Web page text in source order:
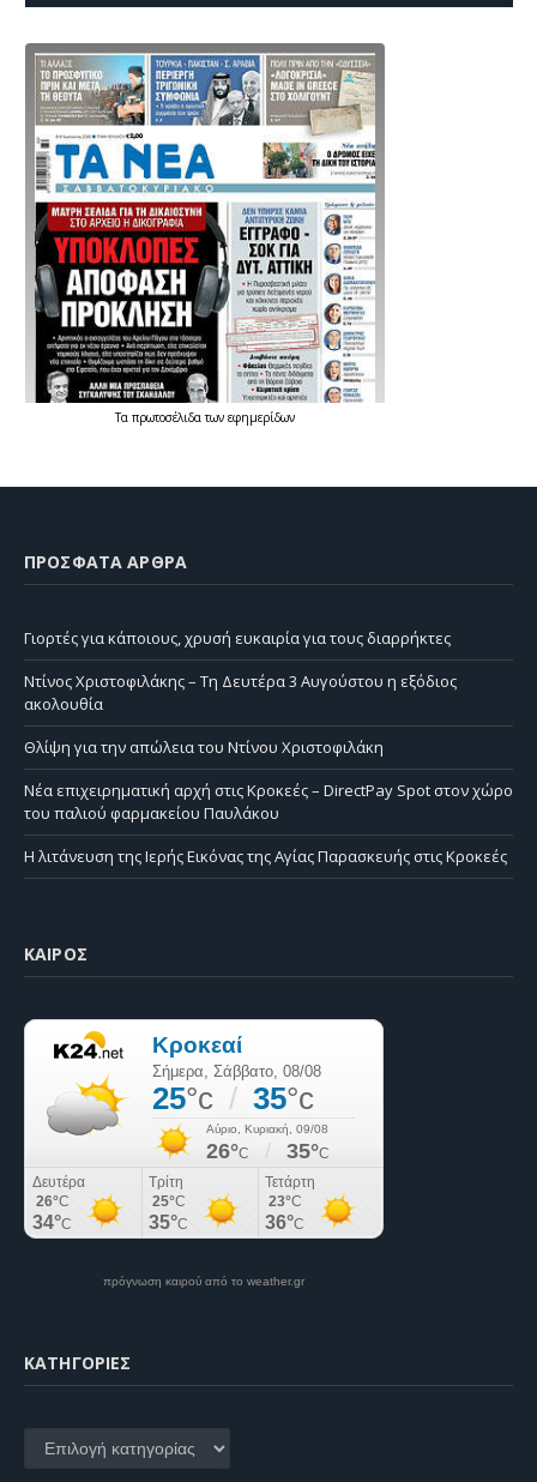
Τα πρωτοσέλιδατων εφημερίδων
ΠΡΌΣΦΑΤΑ ΆΡΘΡΑ
Γιορτές για κάποιους, χρυσή ευκαιρία για τους διαρρήκτες
Ντίνος Χριστοφιλάκης – Τη Δευτέρα 3 Αυγούστου η εξόδιος
ακολουθία
Θλίψη για την απώλεια του Ντίνου Χριστοφιλάκη
Νέα επιχειρηματική αρχή στις Κροκεές – DirectPay Spot στον χώρο
του παλιού φαρμακείου Παυλάκου
Η λιτάνευση της Ιερής Εικόνας της Αγίας Παρασκευής στις Κροκεές
ΚΑΙΡΌΣ
πρόγνωση καιρού από το weather.gr
KΑΤΗΓΟΡΊΕΣ
Kατηγορίες